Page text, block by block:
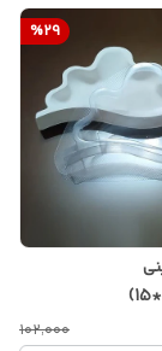
%29
۱۰۲٬۰۰۰